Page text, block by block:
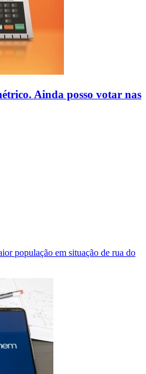
Ainda posso votar nas
população em situação de rua do